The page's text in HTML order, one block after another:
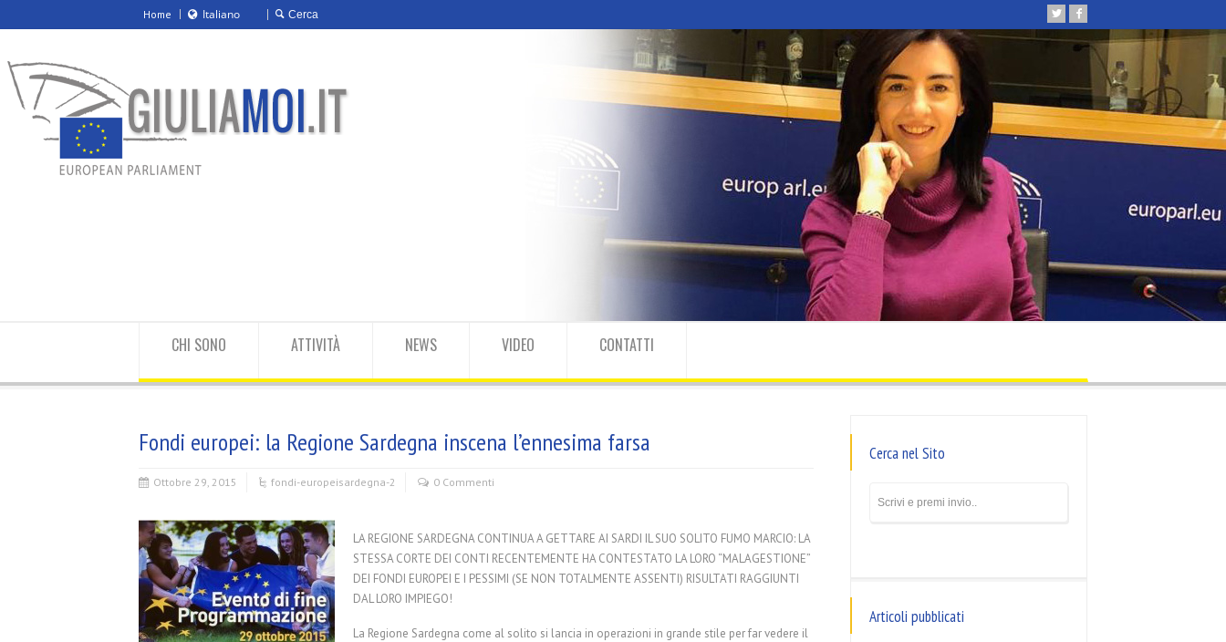
Home Italiano
CHI SONO ATTIVITÀ NEWS VIDEO CONTATTI
Fondi europei: la Regione Sardegna inscena l’ennesima farsa
Ottobre 29, 2015 fondi-europeisardegna-2 0 Commenti
LA REGIONE SARDEGNA CONTINUA A GETTARE AI SARDI IL SUO SOLITO FUMO MARCIO: LA
STESSA CORTE DEI CONTI RECENTEMENTE HA CONTESTATO LA LORO “MALAGESTIONE”
DEI FONDI EUROPEI E I PESSIMI (SE NON TOTALMENTE ASSENTI) RISULTATI RAGGIUNTI
DAL LORO IMPIEGO!
La Regione Sardegna come al solito si lancia in operazioni in grande stile per far vedere il
Cerca nel Sito
Articoli pubblicati